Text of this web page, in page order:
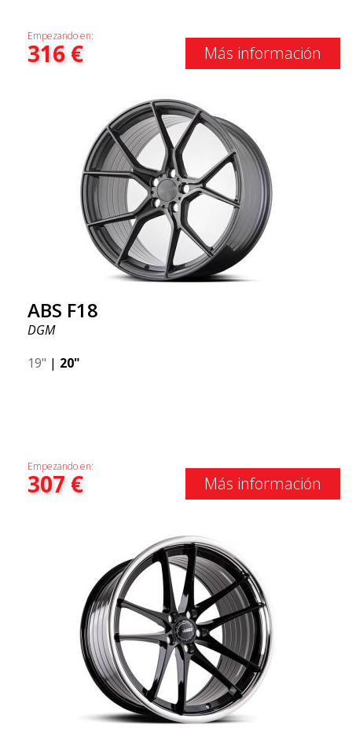
Empezando en:
316€ Más información
ABS F18
DGM
19" | 20"
Empezando en:
307€ Más información